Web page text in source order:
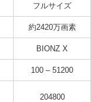
フルサイズ
約2420万画素
BIONZ X
100 – 51200
204800